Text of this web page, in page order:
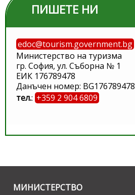
ПИШЕТЕ НИ
edoc@tourism.government.bg
Министерство на туризма
гр. София, ул. Съборна № 1
ЕИК 176789478
Данъчен номер: BG176789478
тел.: +359 2 904 6809
МИНИСТЕРСТВО